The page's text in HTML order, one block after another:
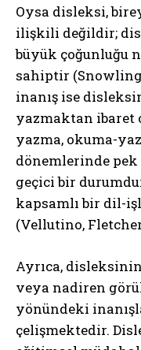
Oysa disleksi,
ilişkili değildir;
büyük çoğunluğu
sahiptir
inanış ise
yazmaktan ibaret
yazma, okuma-
dönemlerinde
geçici bir
kapsamlı bir dil-
(Vellutino,
Ayrıca,
veya nadiren
yönündeki
çelişmektedir.